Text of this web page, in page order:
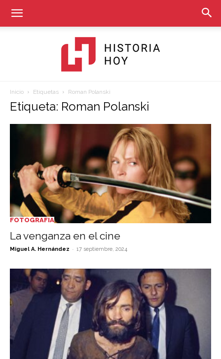
Hoy
Inicio Etiquetas Roman Polanski
Etiqueta: Roman Polanski
FOTOGRAFIA
La venganza en el cine
Miguel A. Hernández - 17 septiembre, 2024